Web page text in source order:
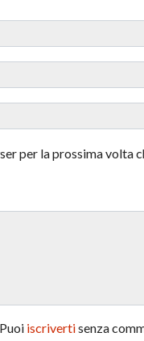
per la prossima volta
iscrivertisenza